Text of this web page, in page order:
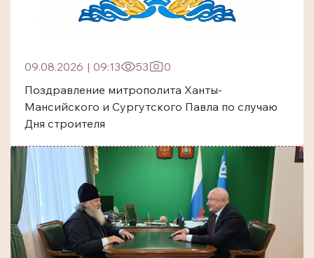
09.08.2026 | 09:13 53
0
Поздравление митрополита Ханты-
Мансийского и Сургутского Павла по случаю
Дня строителя